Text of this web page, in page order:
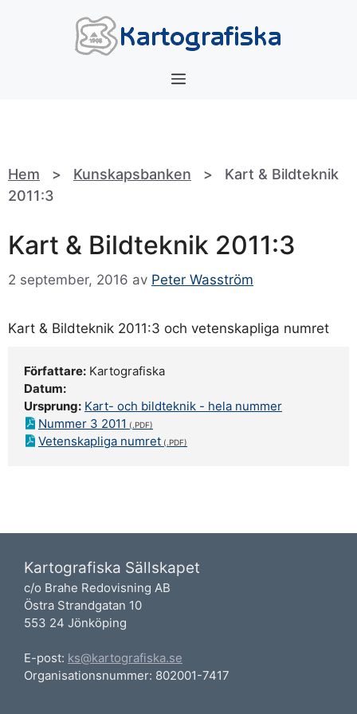
Meny
Hem > Kunskapsbanken > Kart & Bildteknik
2011:3
Kart & Bildteknik 2011:3
2 september, 2016 av Peter Wasström
Kart & Bildteknik 2011:3 och vetenskapliga numret
Författare: Kartografiska
Datum:
Ursprung: Kart- och bildteknik - hela nummer
Nummer 3 2011
Vetenskapliga numret
Kartografiska Sällskapet
c/o Brahe Redovisning AB
Östra Strandgatan 10
553 24 Jönköping
E-post: ks@kartografiska.se
Organisationsnummer: 802001-7417